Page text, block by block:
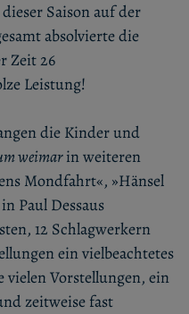
Saison auf der
absolvierte die
Zeit 26
Leistung!
die Kinder und
weimarin weiteren
Mondfahrt«, »Hänsel
Paul Dessaus
12 Schlagwerkern
ein vielbeachtetes
vielen Vorstellungen, ein
zeitweise fast